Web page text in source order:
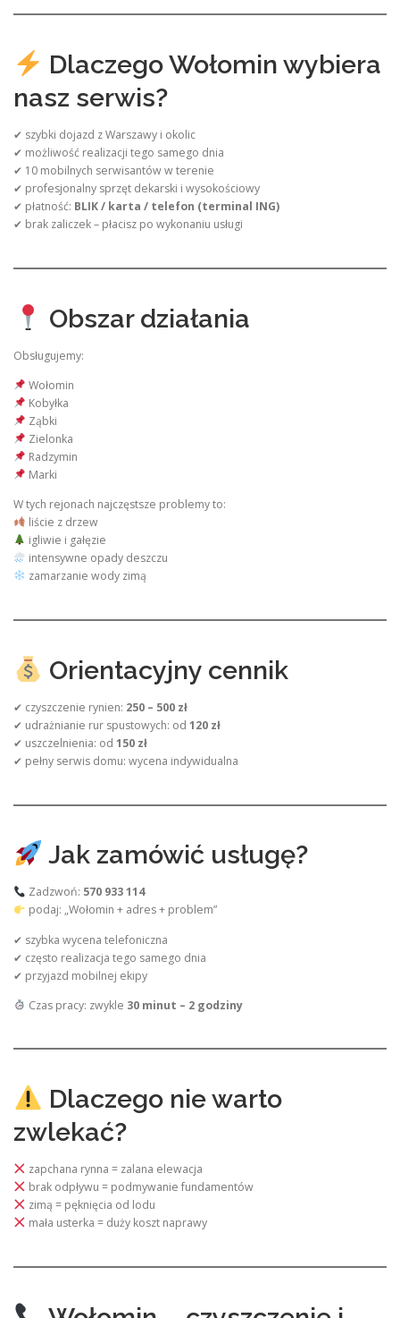
Dlaczego Wołomin wybiera
nasz serwis?
✔ szybki dojazd z Warszawy i okolic
✔ możliwość realizacji tego samego dnia
✔ 10 mobilnych serwisantów w terenie
✔ profesjonalny sprzęt dekarski i wysokościowy
✔ płatność: BLIK / karta / telefon (terminal ING)
✔ brak zaliczek – płacisz po wykonaniu usługi
Obszar działania
Obsługujemy:
Wołomin
Kobyłka
Ząbki
Zielonka
Radzymin
Marki
W tych rejonach najczęstsze problemy to:
liście z drzew
igliwie i gałęzie
intensywne opady deszczu
zamarzanie wody zimą
Orientacyjny cennik
✔ czyszczenie rynien: 250 – 500 zł
✔ udrażnianie rur spustowych: od 120 zł
✔ uszczelnienia: od 150 zł
✔ pełny serwis domu: wycena indywidualna
Jak zamówić usługę?
Zadzwoń: 570 933 114
podaj: „Wołomin + adres + problem”
✔ szybka wycena telefoniczna
✔ często realizacja tego samego dnia
✔ przyjazd mobilnej ekipy
Czas pracy: zwykle 30 minut – 2 godziny
Dlaczego nie warto
zwlekać?
zapchana rynna = zalana elewacja
brak odpływu = podmywanie fundamentów
zimą = pęknięcia od lodu
mała usterka = duży koszt naprawy